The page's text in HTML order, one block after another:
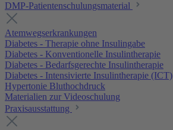
DMP-Patientenschulungsmaterial
Atemwegserkrankungen
Diabetes - Therapie ohne Insulingabe
Diabetes - Konventionelle Insulintherapie
Diabetes - Bedarfsgerechte Insulintherapie
Diabetes - Intensivierte Insulintherapie (ICT)
Hypertonie Bluthochdruck
Materialien zur Videoschulung
Praxisausstattung